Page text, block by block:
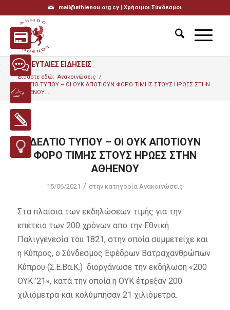
mail@athienou.org.cy | Χρήσιμοι Σύνδεσμοι
ΤΕΛΕΥΤΑΙΕΣ ΕΙΔΗΣΕΙΣ
Είσαστε εδώ: Ανακοινώσεις /
ΔΕΛΤΙΟ ΤΥΠΟΥ – ΟΙ ΟΥΚ ΑΠΟΤΙΟΥΝ ΦΟΡΟ ΤΙΜΗΣ ΣΤΟΥΣ ΗΡΩΕΣ ΣΤΗΝ
ΑΘΗΕΝΟΥ...
ΔΕΛΤΙΟ ΤΥΠΟΥ – ΟΙ ΟΥΚ ΑΠΟΤΙΟΥΝ
ΦΟΡΟ ΤΙΜΗΣ ΣΤΟΥΣ ΗΡΩΕΣ ΣΤΗΝ
ΑΘΗΕΝΟΥ
15/06/2021 / στην κατηγορίαΑνακοινώσεις
Στα πλαίσια των εκδηλώσεων τιμής για την
επέτειο των 200 χρόνων από την Εθνική
Παλιγγενεσία του 1821, στην οποία συμμετείχε και
η Κύπρος, ο Σύνδεσμος Εφέδρων Βατραχανθρώπων
Κύπρου (Σ.Ε.Βα.Κ.) διοργάνωσε την εκδήλωση «200
ΟΥΚ ’21», κατά την οποία η ΟΥΚ έτρεξαν 200
χιλιόμετρα και κολύμπησαν 21 χιλιόμετρα.